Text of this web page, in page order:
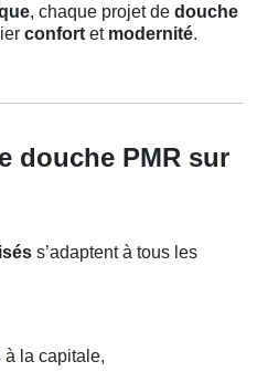
, chaque projet de douche
confort et modernité.
douche PMR sur
s’adaptent à tous les
à la capitale,